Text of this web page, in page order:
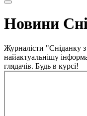
Новини
Журналісти "Сніданку
найактуальнішу
глядачів. Будь в курсі!